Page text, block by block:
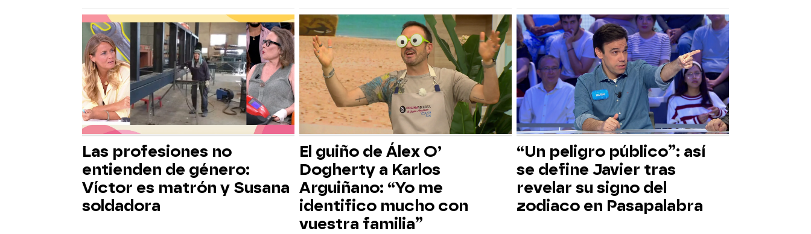
Las profesiones no
entienden de género:
Víctor es matrón y Susana
soldadora
El guiño de Álex O’
Dogherty a Karlos
Arguiñano: “Yo me
identifico mucho con
vuestra familia”
“Un peligro público”: así
se define Javier tras
revelar su signo del
zodiaco en Pasapalabra